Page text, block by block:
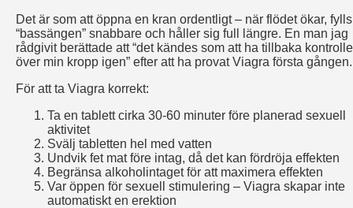
Det är som att öppna en kran ordentligt – när flödet ökar, fylls
“bassängen” snabbare och håller sig full längre. En man jag
rådgivit berättade att “det kändes som att ha tillbaka
över min kropp igen” efter att ha provat Viagra första gången.
För att ta Viagra korrekt:
Ta en tablett cirka 30-60 minuter före planerad sexuell
aktivitet
Svälj tabletten hel med vatten
Undvik fet mat före intag, då det kan fördröja effekten
Begränsa alkoholintaget för att maximera effekten
Var öppen för sexuell stimulering – Viagra skapar inte
automatiskt en erektion